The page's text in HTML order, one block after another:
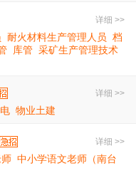
详细 >>
耐火材料生产管理人员 档
库管 采矿生产管理技术
详细 >>
物业土建
详细 >>
中小学语文老师（南台